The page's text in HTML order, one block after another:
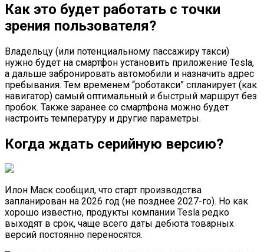
Как это будет работать с точки
зрения пользователя?
Владельцу (или потенциальному пассажиру такси)
нужно будет на смартфон установить приложение Tesla,
а дальше забронировать автомобили и назначить адрес
пребывания. Тем временем “роботакси” спланирует (как
навигатор) самый оптимальный и быстрый маршрут без
пробок. Также заранее со смартфона можно будет
настроить температуру и другие параметры.
Когда ждать серийную версию?
Илон Маск сообщил, что старт производства
запланирован на 2026 год (не позднее 2027-го). Но как
хорошо известно, продукты компании Tesla редко
выходят в срок, чаще всего даты дебюта товарных
версий постоянно переносятся.